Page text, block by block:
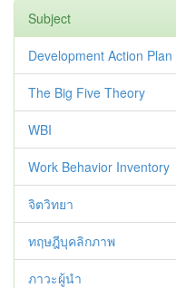
Subject
Development Action Plan
The Big Five Theory
WBI
Work Behavior Inventory
จิตวิทยา
ทฤษฎีบุคลิกภาพ
ภาวะผู้นำ